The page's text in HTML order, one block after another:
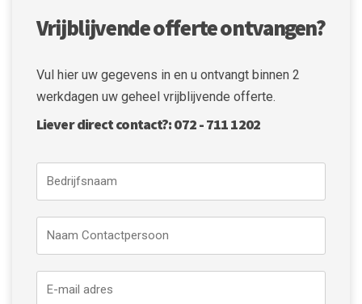
Vrijblijvende offerte ontvangen?
Vul hier uw gegevens in en u ontvangt binnen 2
werkdagen uw geheel vrijblijvende offerte.
Liever direct contact?: 072 - 711 1202